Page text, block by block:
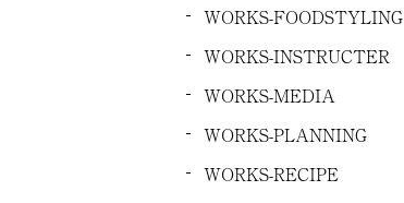
WORKS-FOODSTYLING
WORKS-INSTRUCTER
WORKS-MEDIA
WORKS-PLANNING
WORKS-RECIPE